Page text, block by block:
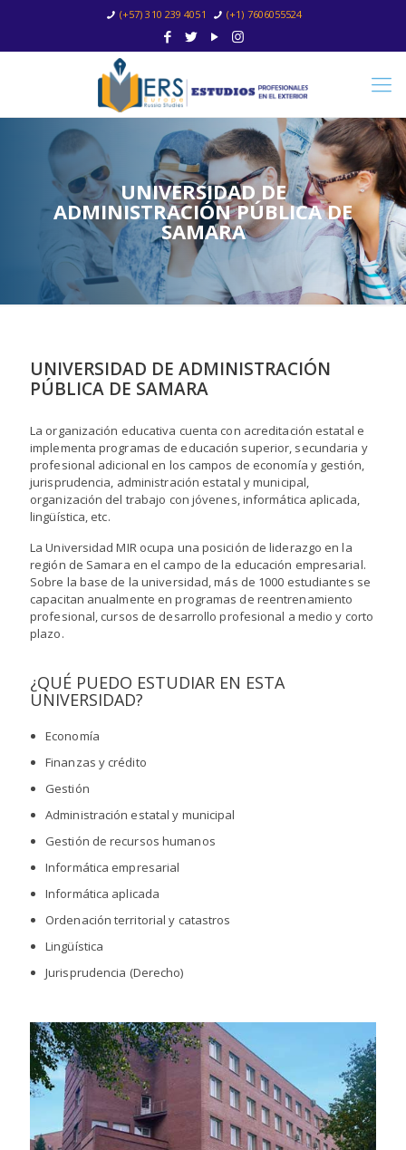
(+57) 310 239 4051 (+1) 7606055524
UNIVERSIDAD DE
ADMINISTRACIÓN PÚBLICA DE
SAMARA
UNIVERSIDAD DE ADMINISTRACIÓN
PÚBLICA DE SAMARA
La organización educativa cuenta con acreditación estatal e
implementa programas de educación superior, secundaria y
profesional adicional en los campos de economía y gestión,
jurisprudencia, administración estatal y municipal,
organización del trabajo con jóvenes, informática aplicada,
lingüística, etc.
La Universidad MIR ocupa una posición de liderazgo en la
región de Samara en el campo de la educación empresarial.
Sobre la base de la universidad, más de 1000 estudiantes se
capacitan anualmente en programas de reentrenamiento
profesional, cursos de desarrollo profesional a medio y corto
plazo.
¿QUÉ PUEDO ESTUDIAR EN ESTA
UNIVERSIDAD?
Economía
Finanzas y crédito
Gestión
Administración estatal y municipal
Gestión de recursos humanos
Informática empresarial
Informática aplicada
Ordenación territorial y catastros
Lingüística
Jurisprudencia (Derecho)